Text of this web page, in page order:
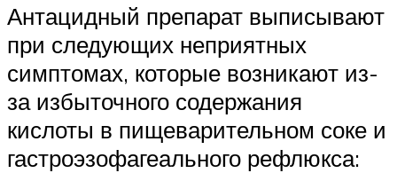
Антацидный препарат выписывают
при следующих неприятных
симптомах, которые возникают из-
за избыточного содержания
кислоты в пищеварительном соке и
гастроэзофагеального рефлюкса: